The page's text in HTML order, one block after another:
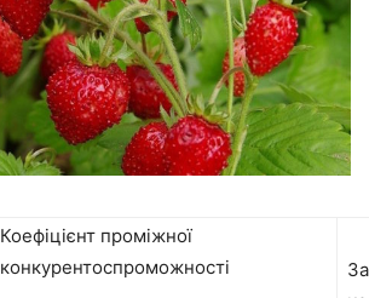
Коефіцієнт проміжної
конкурентоспроможності